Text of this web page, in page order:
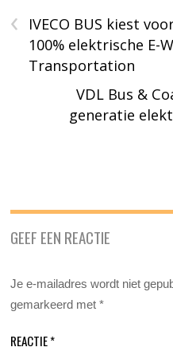
‹
IVECO BUS kiest
100% elektrische E-
Transportation
VDL Bus &
generatie
GEEF EEN REACTIE
Je e-mailadres wordt niet
gemarkeerd met*
REACTIE*